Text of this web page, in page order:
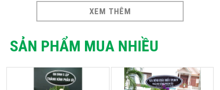
XEM THÊM
SẢN PHẨM MUA NHIỀU